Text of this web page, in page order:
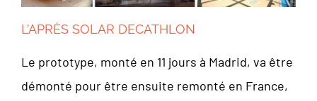
L’APRÈS SOLAR DECATHLON
Le prototype, monté en 11 jours à Madrid, va être
démonté pour être ensuite remonté en France,